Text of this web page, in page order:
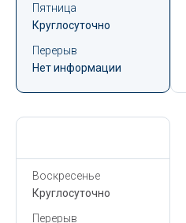
Пятница
Круглосуточно
Перерыв
Нет информации
Воскресенье
Круглосуточно
Перерыв